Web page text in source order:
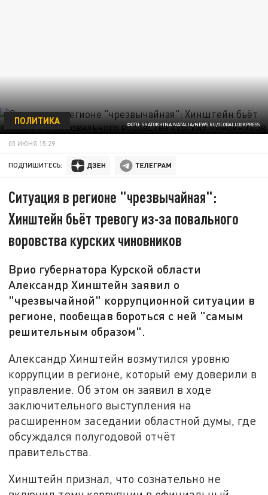
ФОТО: SHATOKHINA NATALIA/NEWS.RU/GLOBALLOOKPRESS
ПОЛИТИКА
05 ИЮНЯ 15:29
ПОДПИШИТЕСЬ:
Ситуация в регионе "чрезвычайная":
Хинштейн бьёт тревогу из-за повального
воровства курских чиновников
Врио губернатора Курской области
Александр Хинштейн заявил о
"чрезвычайной" коррупционной ситуации в
регионе, пообещав бороться с ней "самым
решительным образом".
Александр Хинштейн возмутился уровню
коррупции в регионе, который ему доверили в
управление. Об этом он заявил в ходе
заключительного выступления на
расширенном заседании областной думы, где
обсуждался полугодовой отчёт
правительства.
Хинштейн признал, что сознательно не